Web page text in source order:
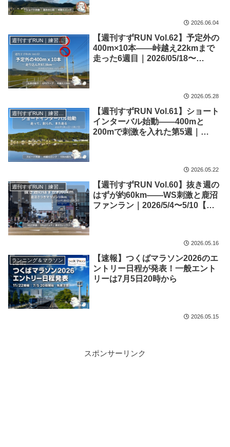
2026.06.04
週刊すずRUN｜練習記録
【週刊すずRUN Vol.62】予定外の
400m×10本――峠越え22kmまで
走った6週目｜2026/05/18〜
2026.05.28
週刊すずRUN｜練習記録
【週刊すずRUN Vol.61】ショート
インターバル始動――400mと
200mで刺激を入れた第5週｜
2026.05.22
週刊すずRUN｜練習記録
【週刊すずRUN Vol.60】抜き週の
はずが約60km――WS刺激と鹿沼
ファンラン｜2026/5/4〜5/10【練
2026.05.16
ランニング＆マラソン
【速報】つくばマラソン2026のエ
ントリー日程が発表！一般エント
リーは7月5日20時から
2026.05.15
スポンサーリンク